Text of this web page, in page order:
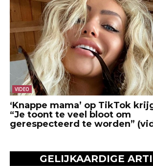
VIDEO
‘Knappe mama’ op TikTok
“Je toont te veel bloot om
gerespecteerd te worden”
GELIJKAARDIGE